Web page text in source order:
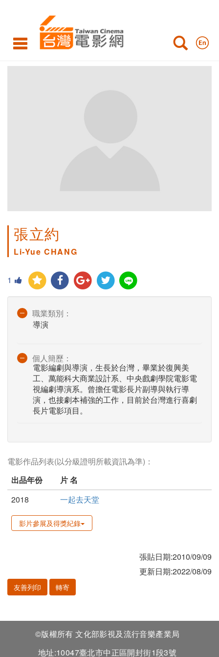
張立約
Li-Yue CHANG
1
職業類別：
導演
個人簡歷：
電影編劇與導演，生長於台灣，畢業於復興美
工、萬能科大商業設計系、中央戲劇學院電影電
視編劇導演系。曾擔任電影長片副導與執行導
演，也接劇本補強的工作，目前於台灣進行喜劇
長片電影項目。
電影作品列表(以分級證明所載資訊為準)：
出品年份
片 名
2018
一起去天堂
影片參展及得獎紀錄
張貼日期:2010/09/09
更新日期:2022/08/09
友善列印 轉寄
©版權所有 文化部影視及流行音樂產業局
地址:10047臺北市中正區開封街1段3號